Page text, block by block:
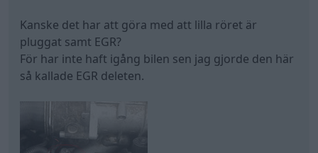
Kanske det har att göra med att lilla röret är
pluggat samt EGR?
För har inte haft igång bilen sen jag gjorde den här
så kallade EGR deleten.